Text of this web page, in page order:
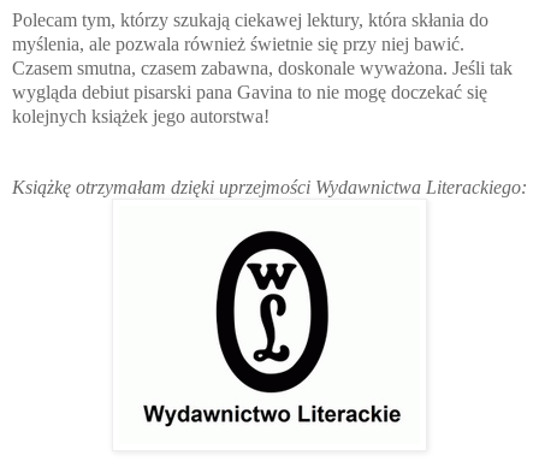
Polecam tym, którzy szukają ciekawej lektury, która skłania do
myślenia, ale pozwala również świetnie się przy niej bawić.
Czasem smutna, czasem zabawna, doskonale wyważona. Jeśli tak
wygląda debiut pisarski pana Gavina to nie mogę doczekać się
kolejnych książek jego autorstwa!
Książkę otrzymałam dzięki uprzejmości Wydawnictwa Literackiego: